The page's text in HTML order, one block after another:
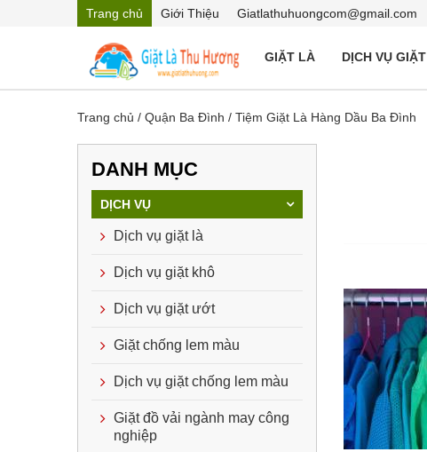
Trang chủ Giới Thiệu Giatlathuhuongcom@gmail.com
GIẶT LÀ DỊCH VỤ GIẶT
Trang chủ / Quận Ba Đình / Tiệm Giặt Là Hàng Dầu Ba Đình
DANH MỤC
DỊCH VỤ
Dịch vụ giặt là
Dịch vụ giặt khô
Dịch vụ giặt ướt
Giặt chống lem màu
Dịch vụ giặt chống lem màu
Giặt đồ vải ngành may công
nghiệp